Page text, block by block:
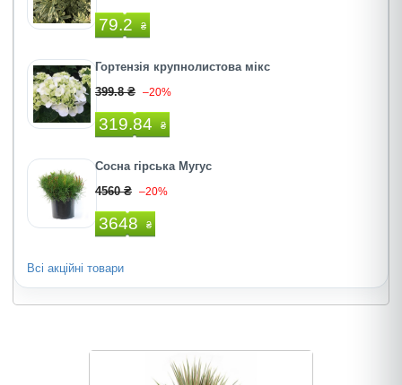
79.2 ₴
Гортензія крупнолистова мікс
399.8 ₴ –20%
319.84 ₴
Сосна гірська Мугус
4560 ₴ –20%
3648 ₴
Всі акційні товари